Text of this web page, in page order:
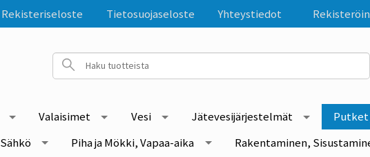
Rekisteriseloste Tietosuojaseloste Yhteystiedot
Valaisimet Vesi Jätevesijärjestelmät Putket
Sähkö Piha ja Mökki, Vapaa-aika Rakentaminen,